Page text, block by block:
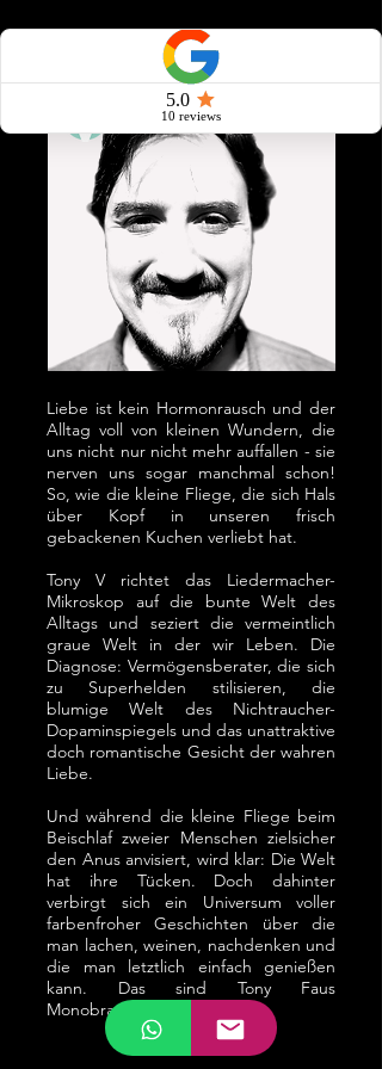
Liebe ist kein Hormonrausch und der
Alltag voll von kleinen Wundern, die
uns nicht nur nicht mehr auffallen - sie
nerven uns sogar manchmal schon!
So, wie die kleine Fliege, die sich Hals
über Kopf in unseren frisch
gebackenen Kuchen verliebt hat.
Tony V richtet das Liedermacher-
Mikroskop auf die bunte Welt des
Alltags und seziert die vermeintlich
graue Welt in der wir Leben. Die
Diagnose: Vermögensberater, die sich
zu Superhelden stilisieren, die
blumige Welt des Nichtraucher-
Dopaminspiegels und das unattraktive
doch romantische Gesicht der wahren
Liebe.
Und während die kleine Fliege beim
Beischlaf zweier Menschen zielsicher
den Anus anvisiert, wird klar: Die Welt
hat ihre Tücken. Doch dahinter
verbirgt sich ein Universum voller
farbenfroher Geschichten über die
man lachen, weinen, nachdenken und
die man letztlich einfach genießen
kann. Das sind Tony Faus
Monobrauen.